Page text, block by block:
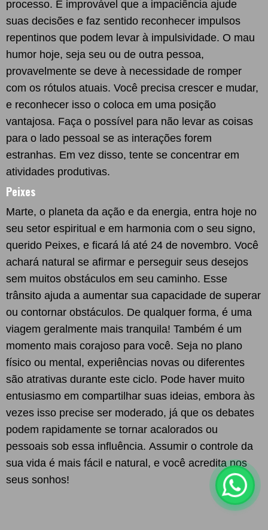
processo. É improvável que a impaciência ajude
suas decisões e faz sentido reconhecer impulsos
repentinos que podem levar à impulsividade. O mau
humor hoje, seja seu ou de outra pessoa,
provavelmente se deve à necessidade de romper
com os rótulos atuais. Você precisa crescer e mudar,
e reconhecer isso o coloca em uma posição
vantajosa. Faça o possível para não levar as coisas
para o lado pessoal se as interações forem
estranhas. Em vez disso, tente se concentrar em
atividades produtivas.
Peixes
Marte, o planeta da ação e da energia, entra hoje no
seu setor espiritual e em harmonia com o seu signo,
querido Peixes, e ficará lá até 24 de novembro. Você
achará natural se afirmar e perseguir seus desejos
sem muitos obstáculos em seu caminho. Esse
trânsito ajuda a aumentar sua capacidade de superar
ou contornar obstáculos. De qualquer forma, é uma
viagem geralmente mais tranquila! Também é um
momento mais corajoso para você. Seja no plano
físico ou mental, experiências novas ou diferentes
são atrativas durante este ciclo. Pode haver muito
entusiasmo em compartilhar suas ideias, embora às
vezes isso precise ser moderado, já que os debates
podem rapidamente se tornar acalorados ou
pessoais sob essa influência. Assumir o controle da
sua vida é mais fácil e natural, e você acredita nos
seus sonhos!